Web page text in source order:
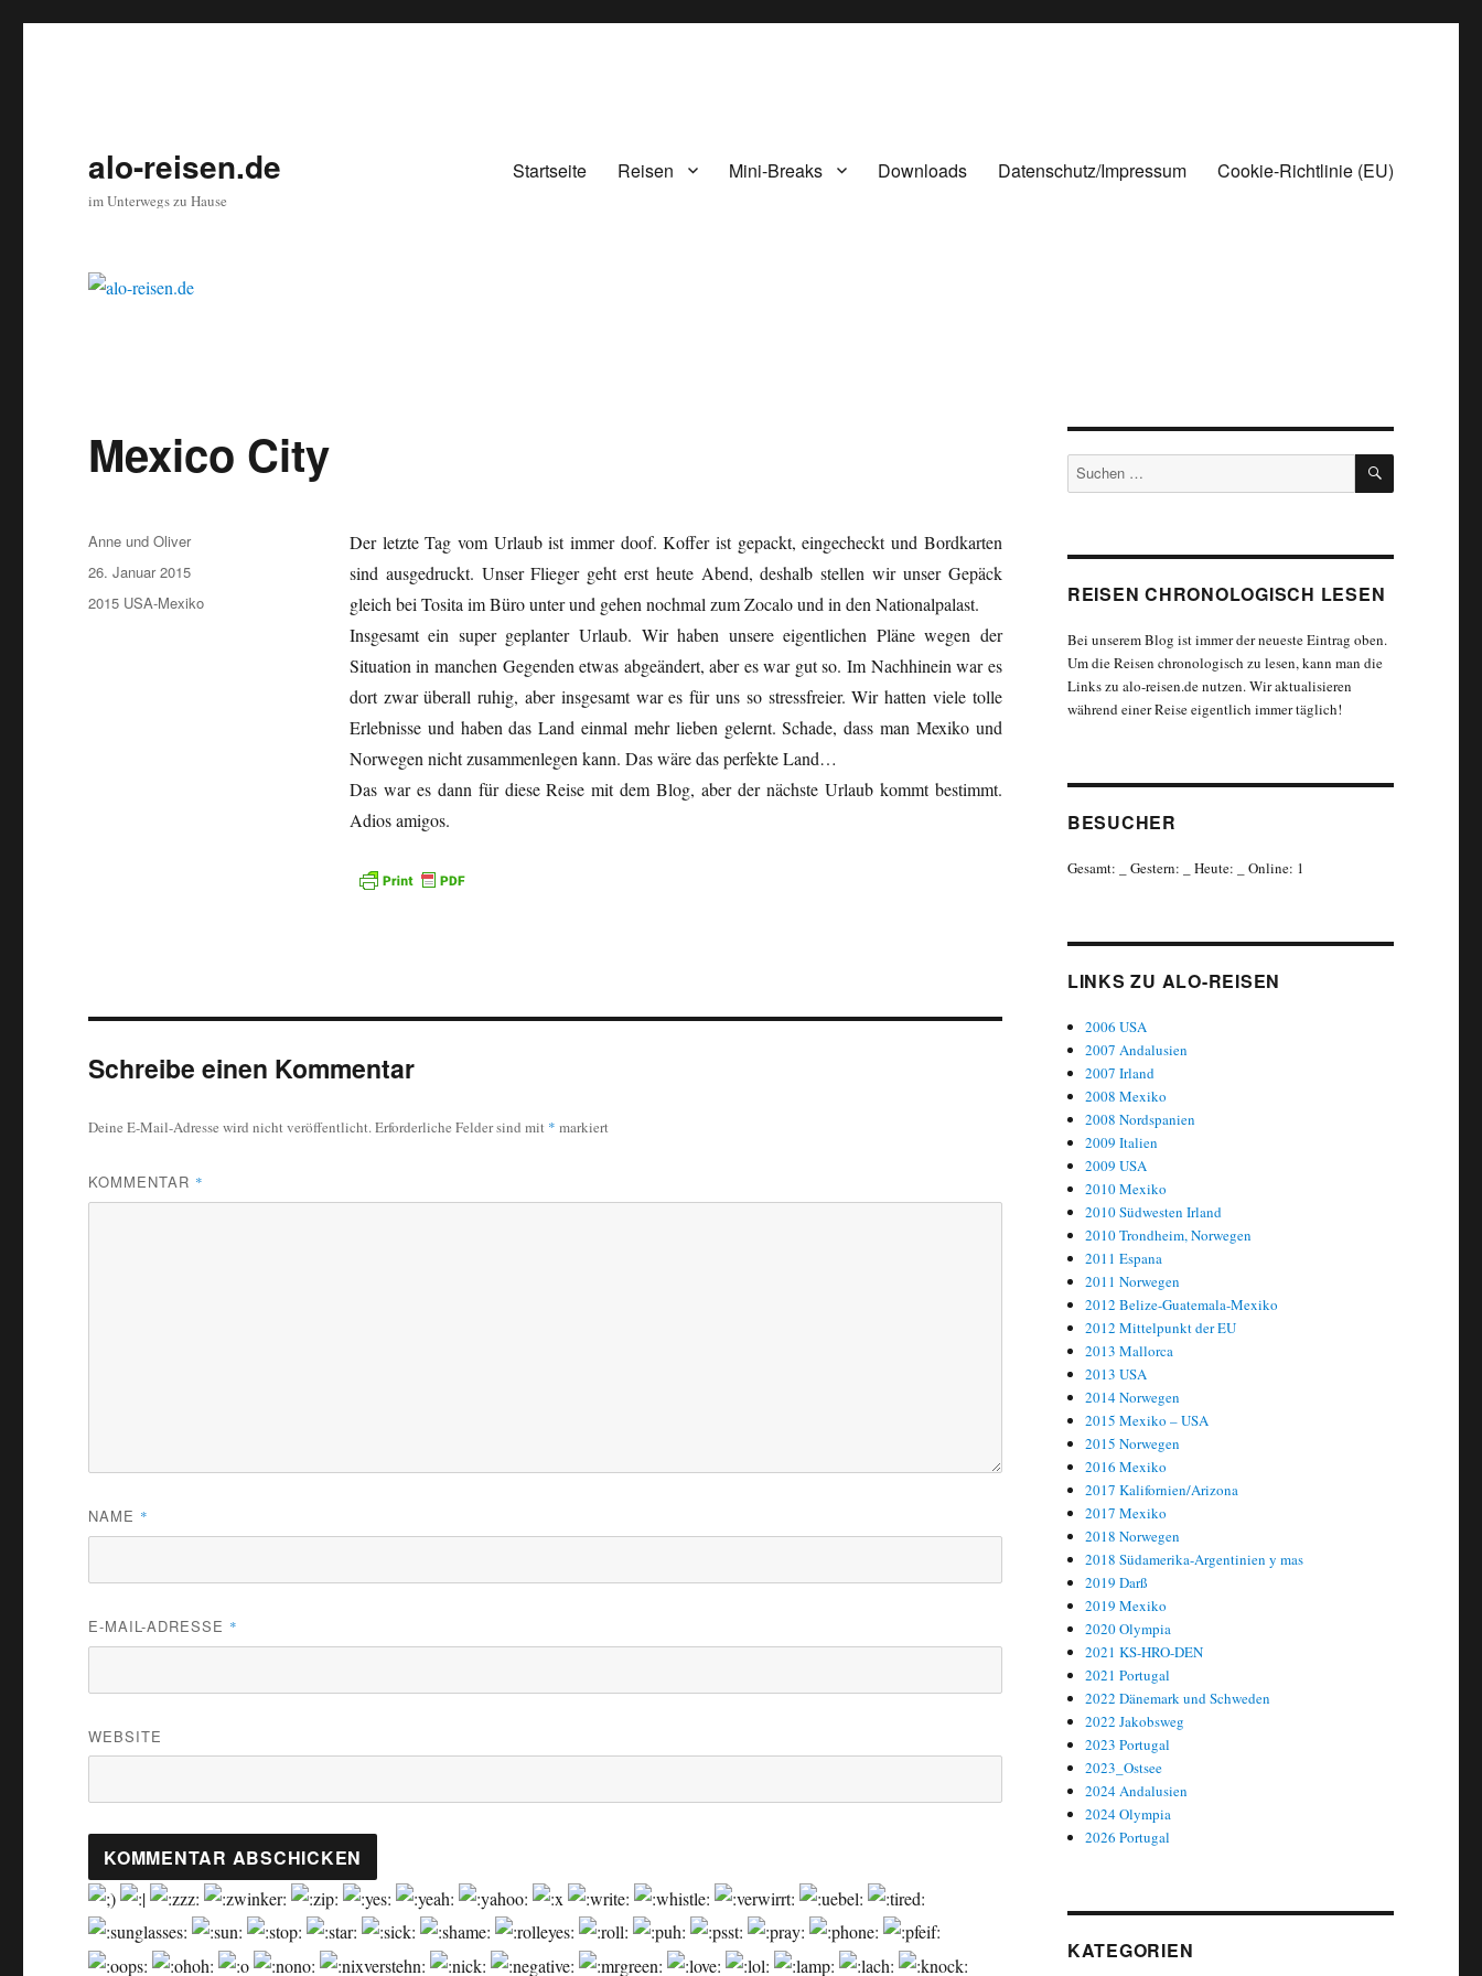
alo-reisen.de
im Unterwegs zu Hause
Startseite Reisen Mini-Breaks Downloads Datenschutz/Impressum Cookie-Richtlinie (EU)
Mexico City
Der letzte Tag vom Urlaub ist immer doof. Koffer ist gepackt, eingecheckt und Bordkarten
sind ausgedruckt. Unser Flieger geht erst heute Abend, deshalb stellen wir unser Gepäck
gleich bei Tosita im Büro unter und gehen nochmal zum Zocalo und in den Nationalpalast.
Insgesamt ein super geplanter Urlaub. Wir haben unsere eigentlichen Pläne wegen der
Situation in manchen Gegenden etwas abgeändert, aber es war gut so. Im Nachhinein war es
dort zwar überall ruhig, aber insgesamt war es für uns so stressfreier. Wir hatten viele tolle
Erlebnisse und haben das Land einmal mehr lieben gelernt. Schade, dass man Mexiko und
Norwegen nicht zusammenlegen kann. Das wäre das perfekte Land…
Das war es dann für diese Reise mit dem Blog, aber der nächste Urlaub kommt bestimmt.
Adios amigos.
Autor
Anne und Oliver
Veröffentlicht
am
26. Januar 2015
Kategorien
2015 USA-Mexiko
Schreibe einen Kommentar
Deine E-Mail-Adresse wird nicht veröffentlicht.Erforderliche Felder sind mit * markiert
KOMMENTAR *
NAME *
E-MAIL-ADRESSE *
WEBSITE
Suchen
nach:
SUCHEN
REISEN CHRONOLOGISCH LESEN
Bei unserem Blog ist immer der neueste Eintrag oben.
Um die Reisen chronologisch zu lesen, kann man die
Links zu alo-reisen.de nutzen. Wir aktualisieren
während einer Reise eigentlich immer täglich!
BESUCHER
Gesamt: Gestern: Heute: Online: 1
LINKS ZU ALO-REISEN
2006 USA
2007 Andalusien
2007 Irland
2008 Mexiko
2008 Nordspanien
2009 Italien
2009 USA
2010 Mexiko
2010 Südwesten Irland
2010 Trondheim, Norwegen
2011 Espana
2011 Norwegen
2012 Belize-Guatemala-Mexiko
2012 Mittelpunkt der EU
2013 Mallorca
2013 USA
2014 Norwegen
2015 Mexiko – USA
2015 Norwegen
2016 Mexiko
2017 Kalifornien/Arizona
2017 Mexiko
2018 Norwegen
2018 Südamerika-Argentinien y mas
2019 Darß
2019 Mexiko
2020 Olympia
2021 KS-HRO-DEN
2021 Portugal
2022 Dänemark und Schweden
2022 Jakobsweg
2023 Portugal
2023_Ostsee
2024 Andalusien
2024 Olympia
2026 Portugal
KATEGORIEN